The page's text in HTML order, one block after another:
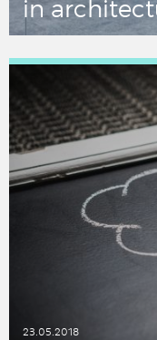
in
LEES DIT ARTIKEL
23.05.2018